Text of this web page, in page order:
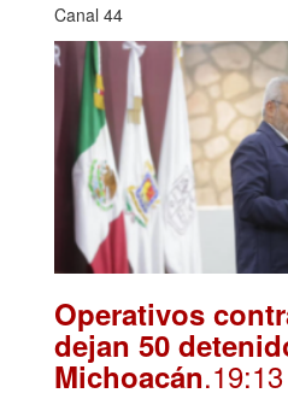
Canal 44
Operativos
dejan 50
Michoacán.19:13